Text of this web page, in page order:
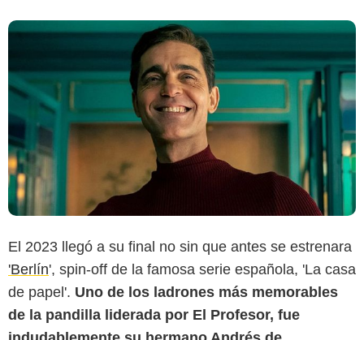
El 2023 llegó a su final no sin que antes se estrenara
'Berlín', spin-off de la famosa serie española, 'La casa
de papel'. Uno de los ladrones más memorables
de la pandilla liderada por El Profesor, fue